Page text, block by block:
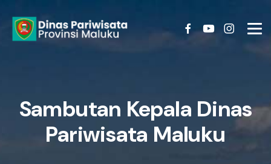
Sambutan Kepala Dinas
Pariwisata Maluku